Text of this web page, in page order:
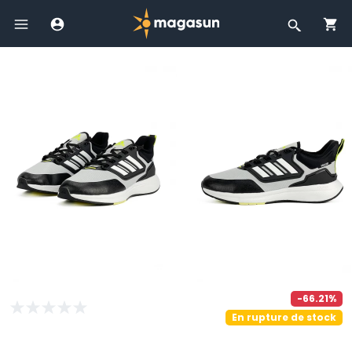
-66.21%
En rupture de stock